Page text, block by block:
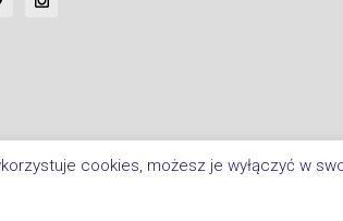
cookies, możesz je wyłączyć w